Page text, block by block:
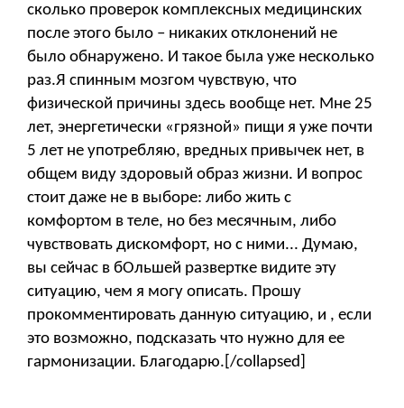
сколько проверок комплексных медицинских
после этого было – никаких отклонений не
было обнаружено. И такое была уже несколько
раз.Я спинным мозгом чувствую, что
физической причины здесь вообще нет. Мне 25
лет, энергетически «грязной» пищи я уже почти
5 лет не употребляю, вредных привычек нет, в
общем виду здоровый образ жизни. И вопрос
стоит даже не в выборе: либо жить с
комфортом в теле, но без месячным, либо
чувствовать дискомфорт, но с ними... Думаю,
вы сейчас в бОльшей развертке видите эту
ситуацию, чем я могу описать. Прошу
прокомментировать данную ситуацию, и , если
это возможно, подсказать что нужно для ее
гармонизации. Благодарю.[/collapsed]